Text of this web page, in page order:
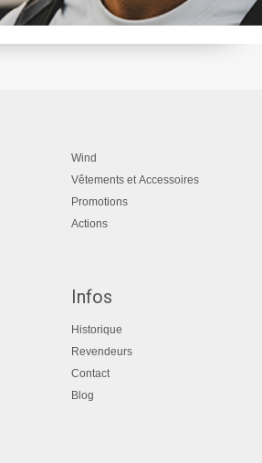
Wind
Vêtements et Accessoires
Promotions
Actions
Infos
Historique
Revendeurs
Contact
Blog